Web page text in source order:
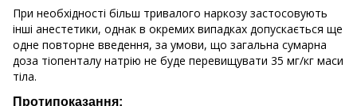
При необхідності більш тривалого наркозу застосовують
інші анестетики, однак в окремих випадках допускається ще
одне повторне введення, за умови, що загальна сумарна
доза тіопенталу натрію не буде перевищувати 35 мг/кг маси
тіла.
Протипоказання: